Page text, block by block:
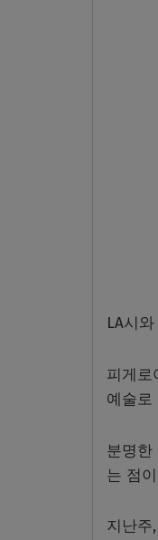
LA시
피게로
예술로
분명한
는 점
지난주